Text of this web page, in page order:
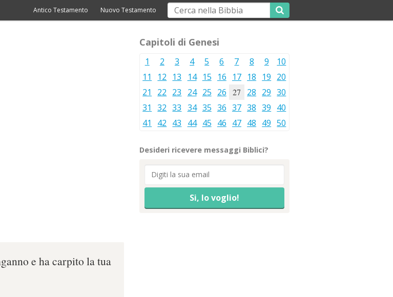
Antico Testamento Nuovo Testamento
e ha carpito la tua
Capitoli di Genesi
1 2 3 4 5 6 7 8 9
10
11
12 13 14 15 16 17 18 19 20
21
22 23 24 25 26 27 28 29 30
31
32 33 34 35 36 37 38 39 40
41
42 43 44 45 46 47 48 49 50
Desideri ricevere messaggi Biblici?